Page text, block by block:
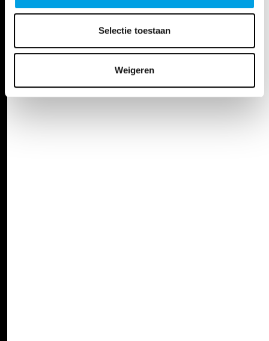
Selectie toestaan
Weigeren